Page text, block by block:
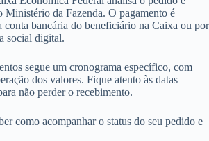
Ministério da Fazenda. O pagamento é
conta bancária do beneficiário na Caixa ou por
social digital.
segue um cronograma específico, com
dos valores. Fique atento às datas
não perder o recebimento.
como acompanhar o status do seu pedido e